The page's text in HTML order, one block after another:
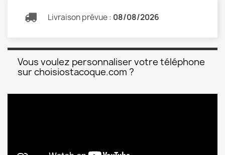
Livraison prévue : 08/08/2026
Vous voulez personnaliser votre téléphone
sur choisiostacoque.com ?